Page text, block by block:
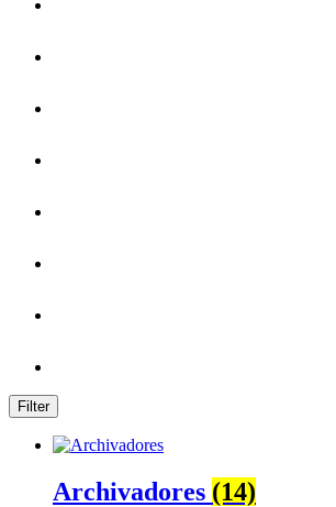
Filter
Archivadores (14)